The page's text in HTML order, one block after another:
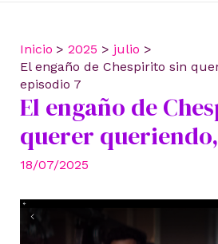
Inicio 2025
julio
El engaño de Chespirito sin
episodio 7
El engaño de
querer
18/07/2025